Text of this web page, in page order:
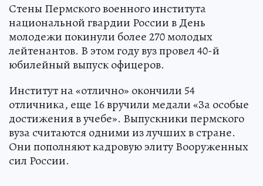
Стены Пермского военного института
национальной гвардии России в День
молодежи покинули более 270 молодых
лейтенантов. В этом году вуз провел 40-й
юбилейный выпуск офицеров.
Институт на «отлично» окончили 54
отличника, еще 16 вручили медали «За особые
достижения в учебе». Выпускники пермского
вуза считаются одними из лучших в стране.
Они пополняют кадровую элиту Вооруженных
сил России.